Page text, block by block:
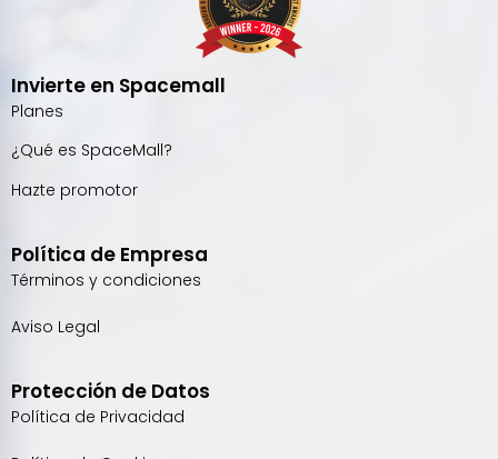
Invierte en Spacemall
Planes
¿Qué es SpaceMall?
Hazte promotor
Política de Empresa
Términos y condiciones
Aviso Legal
Protección de Datos
Política de Privacidad